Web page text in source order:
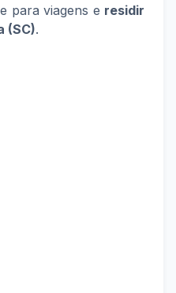
para viagens e residir
(SC).